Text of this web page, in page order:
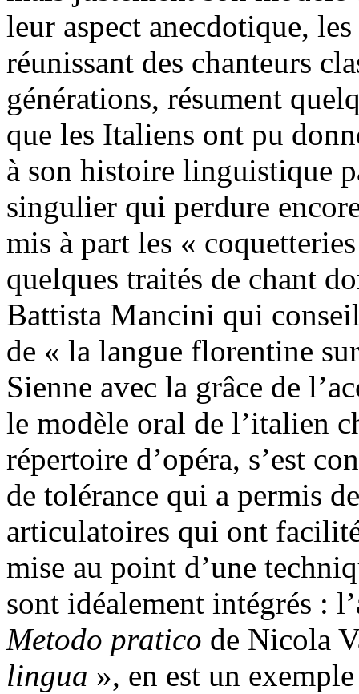
leur aspect anecdotique,
réunissant des chanteurs
générations, résument
que les Italiens ont pu
à son histoire linguistique
singulier qui perdure
mis à part les «
quelques traités de chant
Battista Mancini qui
de « la langue florentine
Sienne avec la grâce de
le modèle oral de l’italien
répertoire d’opéra, s’est
de tolérance qui a permis
articulatoires qui ont
mise au point d’une
sont idéalement intégrés :
Metodo pratico de Nicola
lingua », en est un